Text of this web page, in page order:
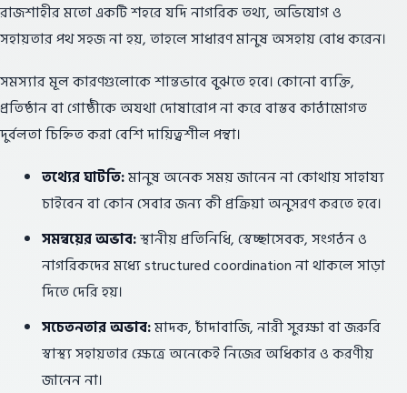
রাজশাহীর মতো একটি শহরে যদি নাগরিক তথ্য, অভিযোগ ও
সহায়তার পথ সহজ না হয়, তাহলে সাধারণ মানুষ অসহায় বোধ করেন।
সমস্যার মূল কারণগুলোকে শান্তভাবে বুঝতে হবে। কোনো ব্যক্তি,
প্রতিষ্ঠান বা গোষ্ঠীকে অযথা দোষারোপ না করে বাস্তব কাঠামোগত
দুর্বলতা চিহ্নিত করা বেশি দায়িত্বশীল পন্থা।
তথ্যের ঘাটতি:মানুষ অনেক সময় জানেন না কোথায় সাহায্য
চাইবেন বা কোন সেবার জন্য কী প্রক্রিয়া অনুসরণ করতে হবে।
সমন্বয়ের অভাব:স্থানীয় প্রতিনিধি, স্বেচ্ছাসেবক, সংগঠন ও
নাগরিকদের মধ্যে structured coordination না থাকলে সাড়া
দিতে দেরি হয়।
সচেতনতার অভাব:মাদক, চাঁদাবাজি, নারী সুরক্ষা বা জরুরি
স্বাস্থ্য সহায়তার ক্ষেত্রে অনেকেই নিজের অধিকার ও করণীয়
জানেন না।